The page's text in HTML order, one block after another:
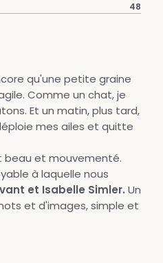
48
qu'une petite graine
Comme un chat, je
Et un matin, plus tard,
mes ailes et quitte
beau et mouvementé.
à laquelle nous
et Isabelle Simler. Un
et d'images, simple et